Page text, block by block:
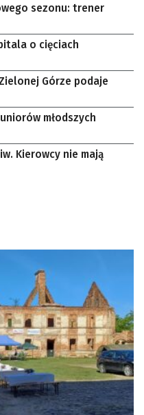
sezonu: trener
o cięciach
Górze podaje
młodszych
Kierowcy nie mają